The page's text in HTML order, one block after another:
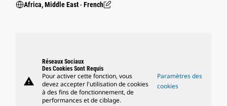
Africa, Middle East ‧ French
warning
Réseaux Sociaux
Des Cookies Sont Requis
Pour activer cette fonction, vous
devez accepter l'utilisation de cookies
à des fins de fonctionnement, de
performances et de ciblage.
Paramètres des
cookies